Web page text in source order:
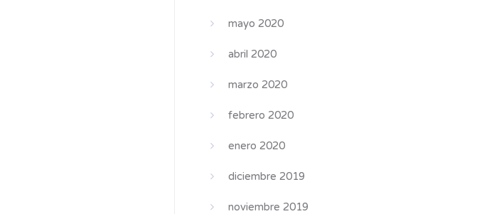
mayo 2020
abril 2020
marzo 2020
febrero 2020
enero 2020
diciembre 2019
noviembre 2019